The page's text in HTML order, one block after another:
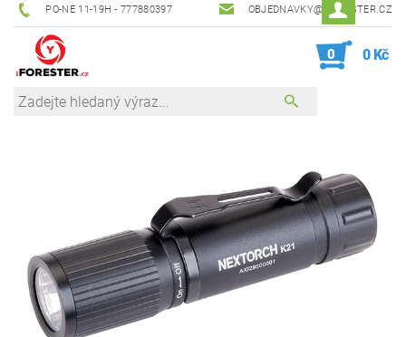
PO-NE 11-19H - 777880397 OBJEDNAVKY@IFORESTER.CZ
0 0 Kč